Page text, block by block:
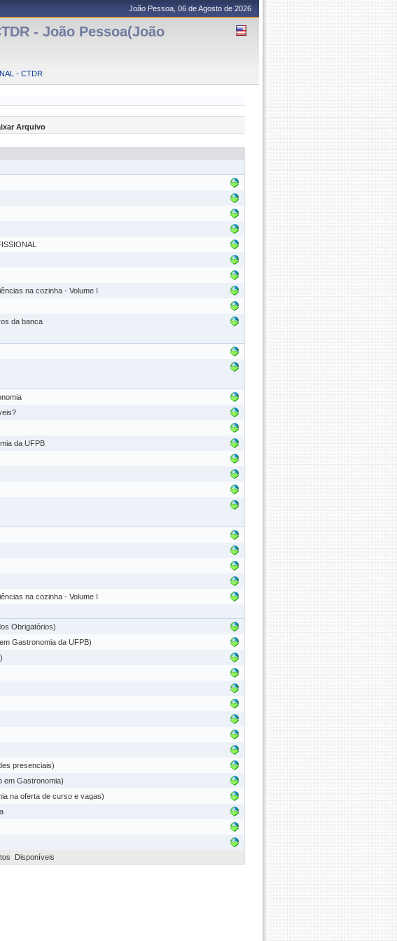
João Pessoa, 06 de Agosto de 2026
- João Pessoa(João
- CTDR
Arquivo
na cozinha - Volume I
da banca
da UFPB
na cozinha - Volume I
Obrigatórios)
Gastronomia da UFPB)
presenciais)
em Gastronomia)
na oferta de curso e vagas)
Disponíveis